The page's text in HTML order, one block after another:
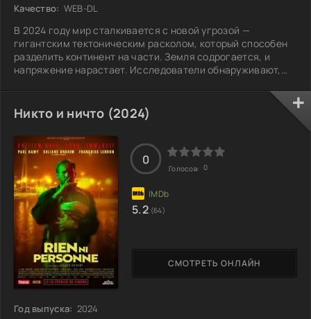
Качество: WEB-DL
В 2024 году мир сталкивается с новой угрозой —
гигантским тектоническим расколом, который способен
разделить континент на части. Земля содрогается, и
напряжение нарастает. Исследователи обнаруживают,
правительственных агентов может предотвратить
надвигающуюся катастрофу. Они бросаются в гонку со
временем, чтобы изучить аномальные явления и найти
способ остановить разлом. В то время как политические и
Никто и ничто (2024)
Год выпуска: 2024
СМОТРЕТЬ ОНЛАЙН
0
Голосов: 0
5.2 (64)